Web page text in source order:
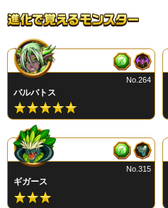
バルバトス
No.264
ギガース
No.315